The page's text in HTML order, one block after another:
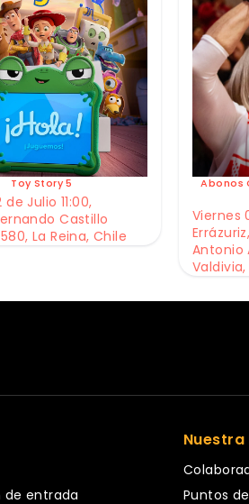
Toy Story 5
Julio 11:00,
Castillo
La Reina, Chile
Abonos
Viernes
Antonio
de entrada
Nuestra
Puntos